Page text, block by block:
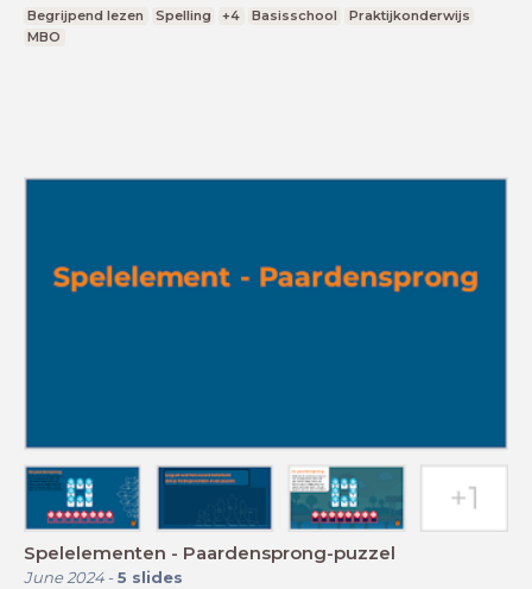
Begrijpend lezen Spelling +4 Basisschool
Praktijkonderwijs
MBO
Spelelementen - Paardensprong-puzzel
June 2024- 5 slides